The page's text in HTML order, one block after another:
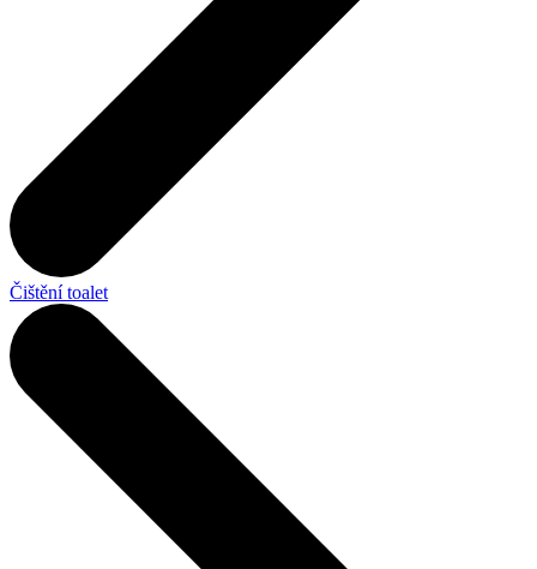
Čištění toalet